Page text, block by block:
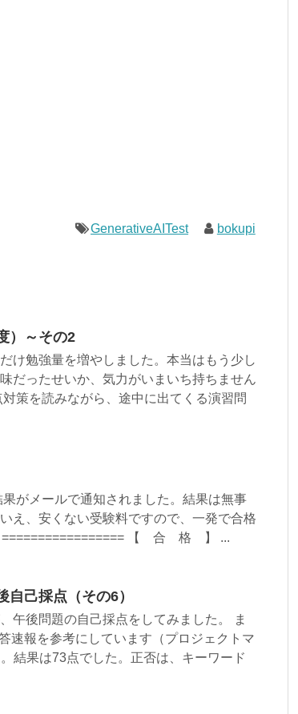
GenerativeAITest bokupi
）～その2
け勉強量を増やしました。本当はもう少し
だったせいか、気力がいまいち持ちません
策を読みながら、途中に出てくる演習問
がメールで通知されました。結果は無事
え、安くない受験料ですので、一発で合格
================= 【 合 格 】 ...
己採点（その6）
午後問題の自己採点をしてみました。 ま
速報を参考にしています（プロジェクトマ
結果は73点でした。正否は、キーワード